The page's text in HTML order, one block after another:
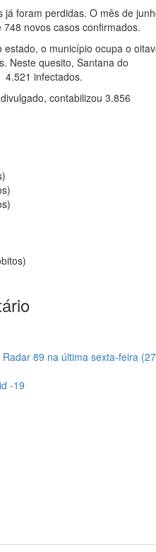
foram perdidas. O mês de
novos casos confirmados.
o município ocupa o
Neste quesito, Santana do
4.521 infectados.
contabilizou 3.856
89 na última sexta-feira
-19